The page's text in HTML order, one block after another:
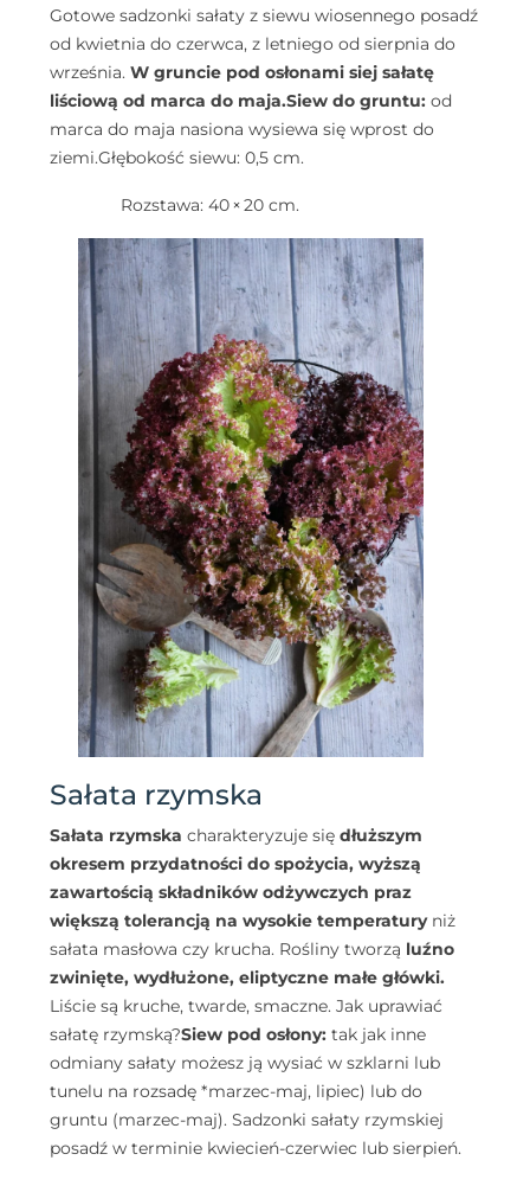
Gotowe sadzonki sałaty z siewu wiosennego posadź
od kwietnia do czerwca, z letniego od sierpnia do
września. W gruncie pod osłonami siej sałatę
liściową od marca do maja.Siew do gruntu: od
marca do maja nasiona wysiewa się wprost do
ziemi.Głębokość siewu: 0,5 cm.
Rozstawa: 40 × 20 cm.
Sałata rzymska
Sałata rzymska charakteryzuje się dłuższym
okresem przydatności do spożycia, wyższą
zawartością składników odżywczych praz
większą tolerancją na wysokie temperaturyniż
sałata masłowa czy krucha. Rośliny tworzą luźno
zwinięte, wydłużone, eliptyczne małe główki.
Liście są kruche, twarde, smaczne. Jak uprawiać
sałatę rzymską?Siew pod osłony: tak jak inne
odmiany sałaty możesz ją wysiać w szklarni lub
tunelu na rozsadę *marzec-maj, lipiec) lub do
gruntu (marzec-maj). Sadzonki sałaty rzymskiej
posadź w terminie kwiecień-czerwiec lub sierpień.